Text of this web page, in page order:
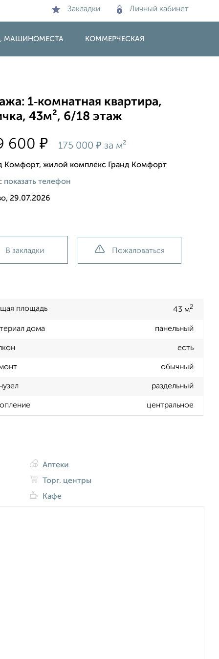
Закладки Личный кабинет
МАШИНОМЕСТА КОММЕРЧЕСКАЯ
1‑комнатная квартира,
43м², 6/18 этаж
600₽ 175 000₽ за м²
Комфорт, жилой комплекс Гранд Комфорт
показать телефон
29.07.2026
В закладки Пожаловаться
площадь 43 м2
дома панельный
есть
обычный
раздельный
центральное
Аптеки
Торг. центры
Кафе